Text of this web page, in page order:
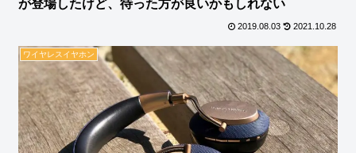
が登場したけど、待った方が良いかもしれない
2019.08.03 2021.10.28
ワイヤレスイヤホン